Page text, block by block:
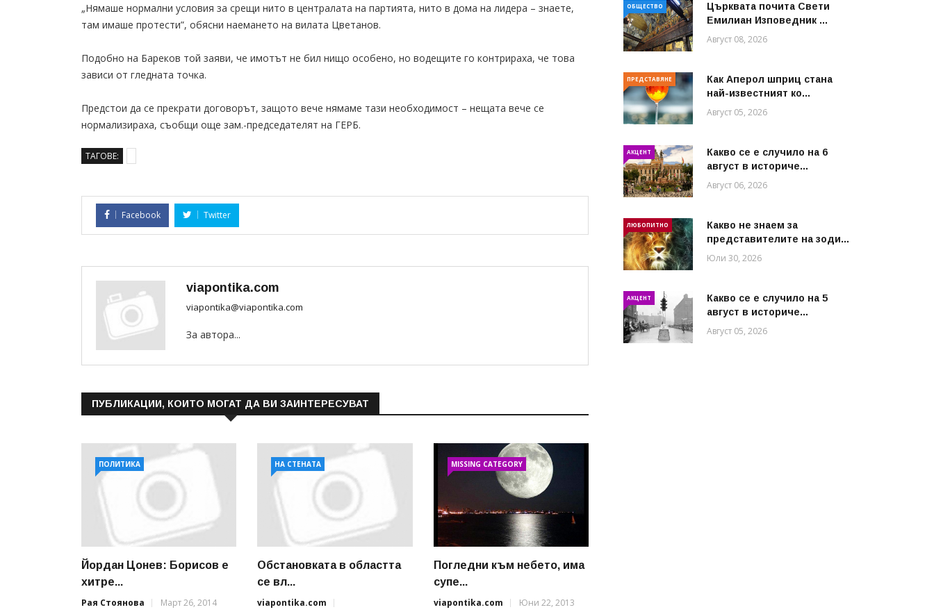
„Нямаше нормални условия за срещи нито в централата на партията, нито в дома на лидера – знаете,
там имаше протести”, обясни наемането на вилата Цветанов.
Подобно на Бареков той заяви, че имотът не бил нищо особено, но водещите го контрираха, че това
зависи от гледната точка.
Предстои да се прекрати договорът, защото вече нямаме тази необходимост – нещата вече се
нормализираха, съобщи още зам.-председателят на ГЕРБ.
ТАГОВЕ:
Facebook Twitter
viapontika.com
viapontika@viapontika.com
За автора...
ПУБЛИКАЦИИ, КОИТО МОГАТ ДА ВИ ЗАИНТЕРЕСУВАТ
ПОЛИТИКА
Йордан Цонев: Борисов е
хитре...
Рая Стоянова
Март 26, 2014
НА СТЕНАТА
Обстановката в областта
се вл...
viapontika.com
MISSING CATEGORY
Погледни към небето, има
супе...
viapontika.com
Юни 22, 2013
ОБЩЕСТВО
Църквата почита Свeти
Емилиан Изповедник ...
Август 08, 2026
ПРЕДСТАВЯНЕ
Как Аперол шприц стана
най-известният ко...
Август 05, 2026
АКЦЕНТ
Какво се е случило на 6
август в историче...
Август 06, 2026
ЛЮБОПИТНО
Какво не знаем за
представителите на зоди...
Юли 30, 2026
АКЦЕНТ
Какво се е случило на 5
август в историче...
Август 05, 2026